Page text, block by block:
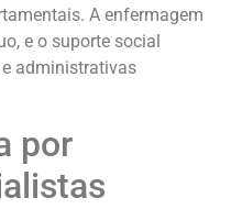
A enfermagem
e o suporte social
administrativas
por